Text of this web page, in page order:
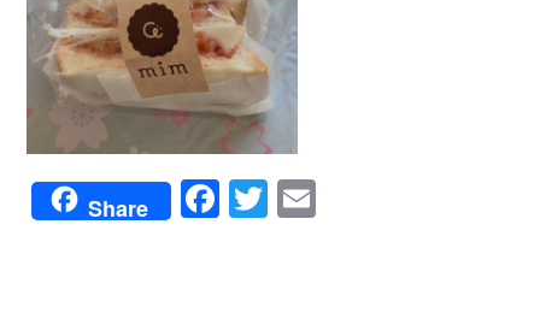
Share Facebook
Twitter